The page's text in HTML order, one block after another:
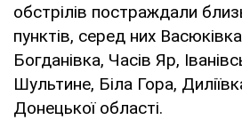
обстрілів постраждали
пунктів, серед них
Богданівка, Часів Яр,
Шультине, Біла Гора,
Донецької області.